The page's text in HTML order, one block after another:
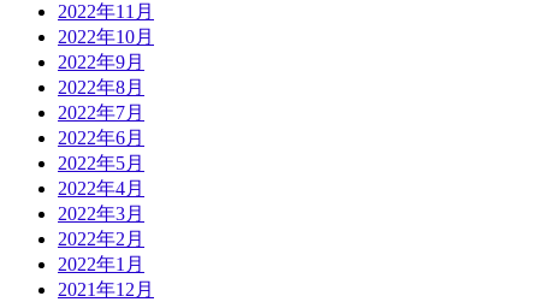
2022年11月
2022年10月
2022年9月
2022年8月
2022年7月
2022年6月
2022年5月
2022年4月
2022年3月
2022年2月
2022年1月
2021年12月